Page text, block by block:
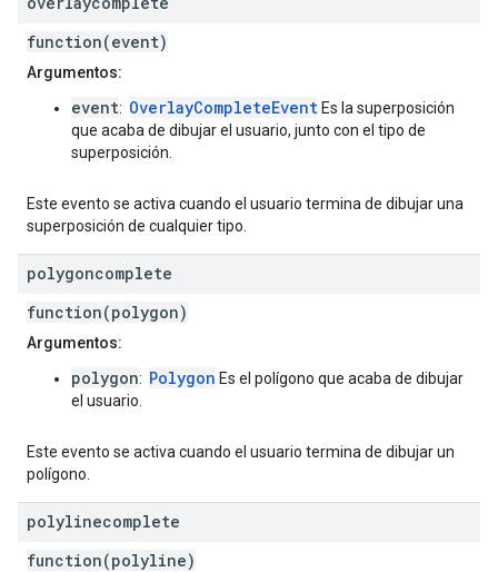
function(event)
Argumentos:
event: OverlayCompleteEvent Es la superposición
que acaba de dibujar el usuario, junto con el tipo de
superposición.
Este evento se activa cuando el usuario termina de dibujar una
superposición de cualquier tipo.
polygoncomplete
function(polygon)
Argumentos:
polygon: Polygon Es el polígono que acaba de dibujar
el usuario.
Este evento se activa cuando el usuario termina de dibujar un
polígono.
polylinecomplete
function(polyline)